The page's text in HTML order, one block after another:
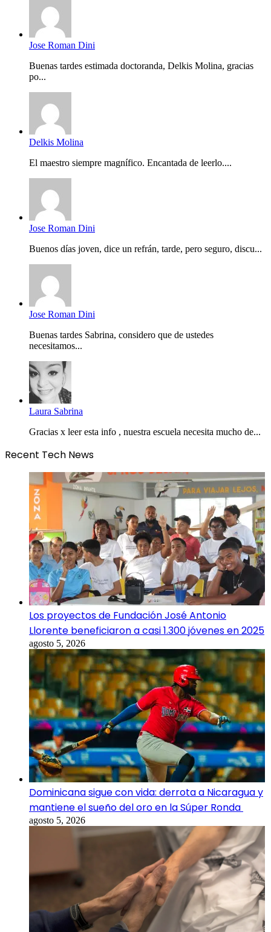
Jose Roman Dini
Buenas tardes estimada doctoranda, Delkis Molina, gracias
po...
Delkis Molina
El maestro siempre magnífico. Encantada de leerlo....
Jose Roman Dini
Buenos días joven, dice un refrán, tarde, pero seguro, discu...
Jose Roman Dini
Buenas tardes Sabrina, considero que de ustedes
necesitamos...
Laura Sabrina
Gracias x leer esta info , nuestra escuela necesita mucho de...
Recent Tech News
Los proyectos de Fundación José Antonio
Llorente beneficiaron a casi 1.300 jóvenes en 2025
agosto 5, 2026
Dominicana sigue con vida: derrota a Nicaragua y
mantiene el sueño del oro en la Súper Ronda
agosto 5, 2026